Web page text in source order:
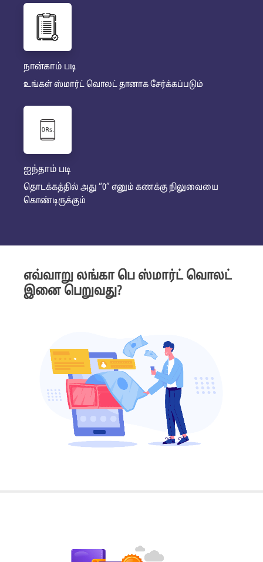
நான்காம் படி
உங்கள் ஸ்மார்ட் வொலட் தானாக சேர்க்கப்படும்
ஐந்தாம் படி
தொடக்கத்தில் அது “0” எனும் கணக்கு நிலுவையை
கொண்டிருக்கும்
எவ்வாறு லங்கா பெ ஸ்மார்ட் வொலட்
இனை பெறுவது?